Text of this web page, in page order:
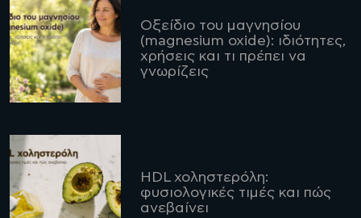
Οξείδιο του μαγνησίου
(magnesium oxide): ιδιότητες,
χρήσεις και τι πρέπει να
γνωρίζεις
HDL χοληστερόλη:
φυσιολογικές τιμές και πώς
ανεβαίνει